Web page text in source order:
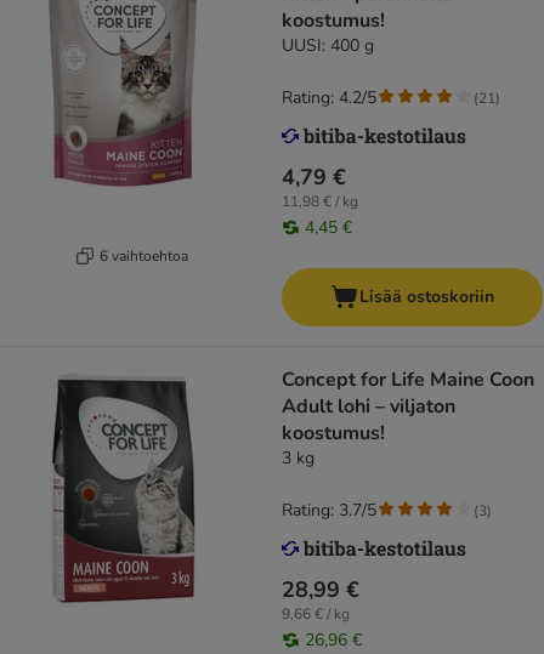
6 vaihtoehtoa
koostumus!
UUSI: 400 g
4,79 €
11,98 € / kg
4,45 €
Rating: 4.2/5 (21)
Lisää ostoskoriin
Concept for Life Maine Coon
Adult lohi – viljaton
koostumus!
3 kg
28,99 €
9,66 € / kg
26,96 €
Rating: 3.7/5 (3)